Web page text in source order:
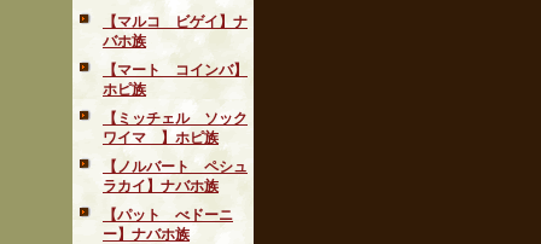
【マルコ ビゲイ】ナ
バホ族
【マート コインバ】
ホピ族
【ミッチェル ソック
ワイマ 】ホピ族
【ノルバート ペシュ
ラカイ】ナバホ族
【パット べドーニ
ー】ナバホ族